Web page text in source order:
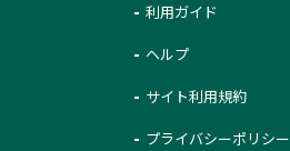
利用ガイド
ヘルプ
サイト利用規約
プライバシーポリシー